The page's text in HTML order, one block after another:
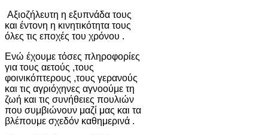
Αξιοζήλευτη η εξυπνάδα τους
και έντονη η κινητικότητα τους
όλες τις εποχές του χρόνου .
Ενώ έχουμε τόσες πληροφορίες
για τους αετούς ,τους
φοινικόπτερους ,τους γερανούς
και τις αγριόχηνες αγνοούμε τη
ζωή και τις συνήθειες πουλιών
που συμβιώνουν μαζί μας και τα
βλέπουμε σχεδόν καθημερινά .